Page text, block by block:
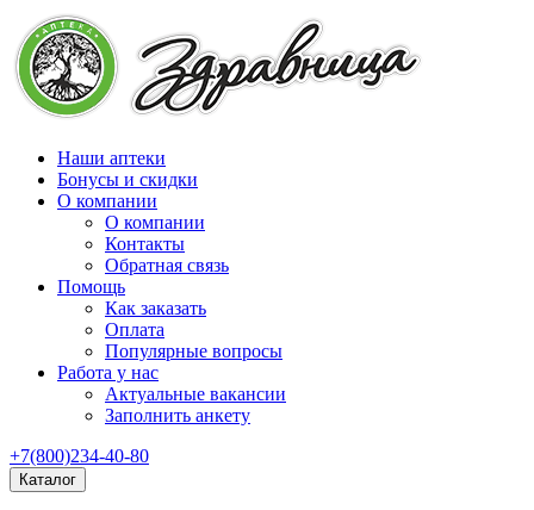
Наши аптеки
Бонусы и скидки
О компании
О компании
Контакты
Обратная связь
Помощь
Как заказать
Оплата
Популярные вопросы
Работа у нас
Актуальные вакансии
Заполнить анкету
+7(800)234-40-80
Каталог